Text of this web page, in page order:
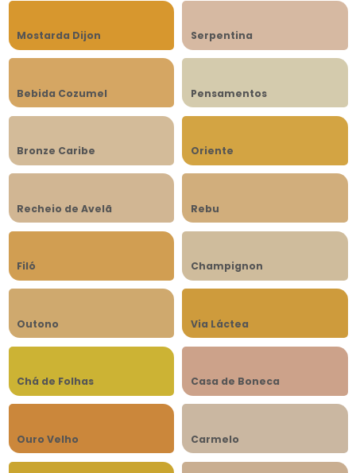
Mostarda Dijon Serpentina
Bebida Cozumel Pensamentos
Bronze Caribe Oriente
Recheio de Avelã Rebu
Filó Champignon
Outono Via Láctea
Chá de Folhas Casa de Boneca
Ouro Velho Carmelo